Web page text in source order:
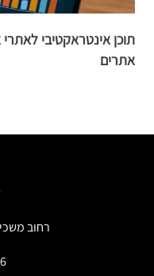
תוכן אינטראקטיבי
אתרים
רחוב משכית 22,